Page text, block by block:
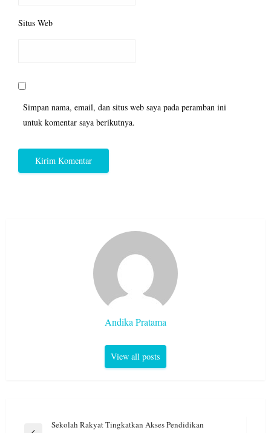
Situs Web
Simpan nama, email, dan situs web saya pada peramban ini
untuk komentar saya berikutnya.
Andika Pratama
View all posts
NavigasiSekolah Rakyat Tingkatkan Akses Pendidikan